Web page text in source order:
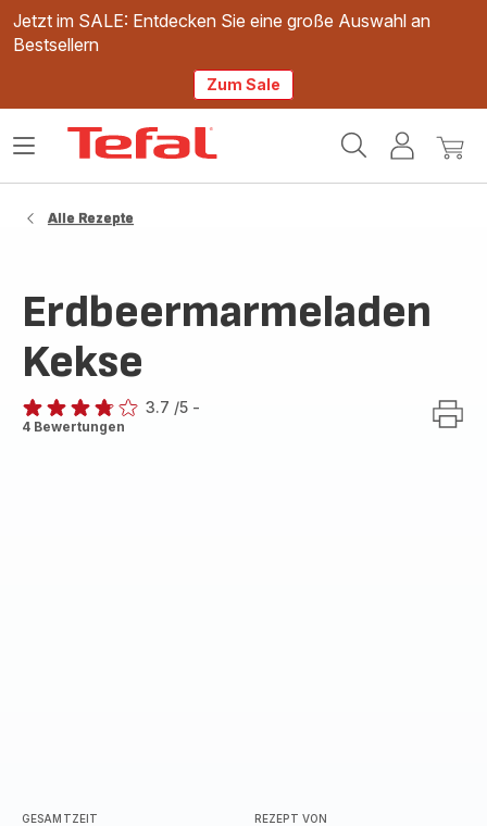
Jetzt im SALE: Entdecken Sie eine große Auswahl an
Bestsellern
Zum Sale
Mein
Mein
Das
Alle Rezepte
Erdbeermarmeladen
Kekse
ratings.3.7
3.7 /5 -
4 Bewertungen
GESAMTZEIT REZEPT VON